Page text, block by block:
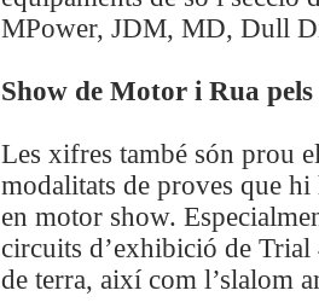
MPower, JDM, MD, Dull
Show de Motor i Rua
Les xifres també són prou
modalitats de proves que
en motor show.
circuits d’exhibició de
de terra, així com l’slalom